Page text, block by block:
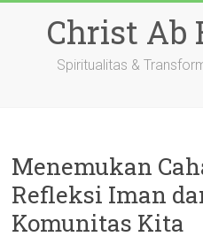
Christ Ab
Spiritualitas &
Menemukan
Refleksi Iman
Komunitas Kita